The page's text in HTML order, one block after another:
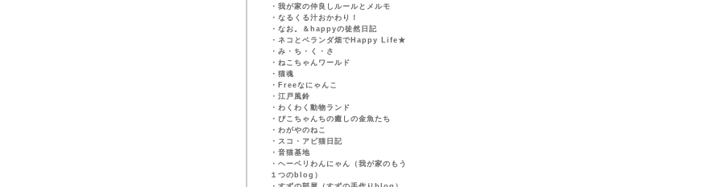
・ 我が家の仲良しルールとメルモ
・ なるくる汁おかわり！
・ なお。＆happyの徒然日記
・ ネコとベランダ畑でHappy Life★
・ み・ち・く・さ
・ ねこちゃんワールド
・ 猫魂
・ Freeなにゃんこ
・ 江戸風鈴
・ わくわく動物ランド
・ ぴこちゃんちの癒しの金魚たち
・ わがやのねこ
・ スコ・アビ猫日記
・ 音猫基地
・ ヘーベリわんにゃん（我が家のもう
１つのblog）